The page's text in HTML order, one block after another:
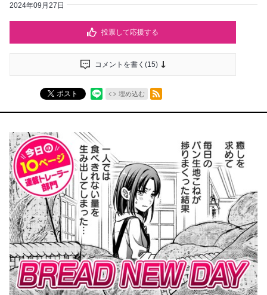
2024年09月27日
投票して応援する
コメントを書く(15)
ポスト 埋め込む
RSSフィード